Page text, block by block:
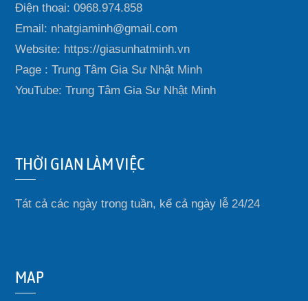
Điện thoại: 0968.974.858
Email: nhatgiaminh@gmail.com
Website: https://giasunhatminh.vn
Page : Trung Tâm Gia Sư Nhật Minh
YouTube: Trung Tâm Gia Sư Nhật Minh
THỜI GIAN LÀM VIỆC
Tát cả các ngày trong tuần, kể cả ngày lễ 24/24
MAP